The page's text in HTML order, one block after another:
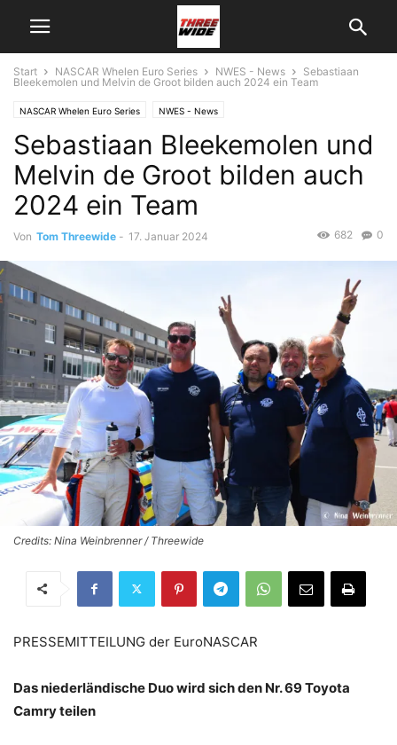
Start NASCAR Whelen Euro Series NWES - News
Sebastiaan
Bleekemolen und Melvin de Groot bilden auch 2024 ein Team
NASCAR Whelen Euro Series NWES - News
Sebastiaan Bleekemolen und
Melvin de Groot bilden auch
2024 ein Team
Von Tom Threewide - 17. Januar 2024 0
682
Credits: Nina Weinbrenner / Threewide
PRESSEMITTEILUNG der EuroNASCAR
Das niederländische Duo wird sich den Nr. 69 Toyota
Camry teilen